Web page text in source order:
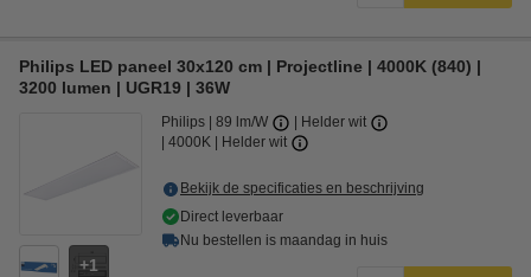
Philips LED paneel 30x120 cm | Projectline | 4000K (840) |
3200 lumen | UGR19 | 36W
1
Philips 89 lm/W
Helder wit
4000K | Helder wit
Bekijk de specificaties en beschrijving
Direct leverbaar
Nu bestellen is maandag in huis